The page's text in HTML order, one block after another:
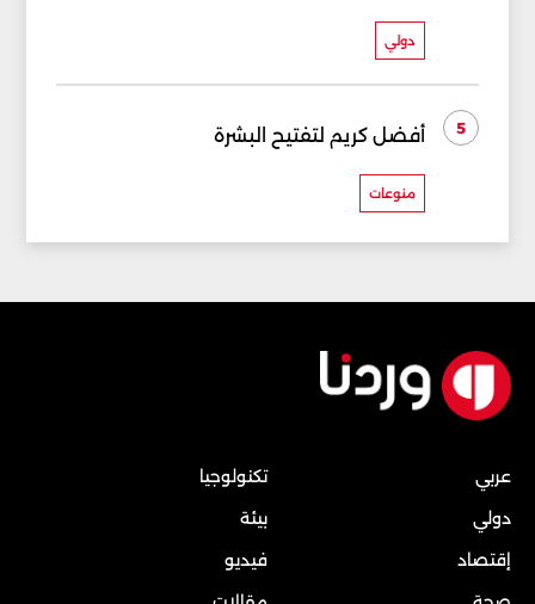
دولي
5 أفضل كريم لتفتيح البشرة
منوعات
عربي
دولي
إقتصاد
تكنولوجيا
بيئة
فيديو